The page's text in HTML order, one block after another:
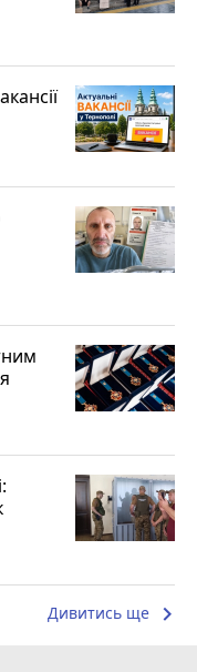
Дивитись ще keyboard_arrow_right